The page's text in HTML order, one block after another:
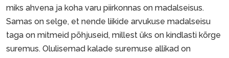
miks ahvena ja koha varu piirkonnas on madalseisus.
Samas on selge, et nende liikide arvukuse madalseisu
taga on mitmeid põhjuseid, millest üks on kindlasti kõrge
suremus. Olulisemad kalade suremuse allikad on